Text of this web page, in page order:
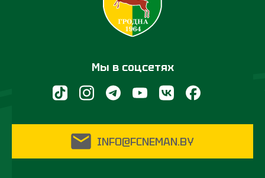
Мы в соцсетях
INFO@FCNEMAN.BY